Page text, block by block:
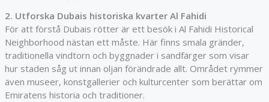
2. Utforska Dubais historiska kvarter Al Fahidi
För att förstå Dubais rötter är ett besök i Al Fahidi Historical
Neighborhood nästan ett måste. Här finns smala gränder,
traditionella vindtorn och byggnader i sandfärger som visar
hur staden såg ut innan oljan förändrade allt. Området rymmer
även museer, konstgallerier och kulturcenter som berättar om
Emiratens historia och traditioner.